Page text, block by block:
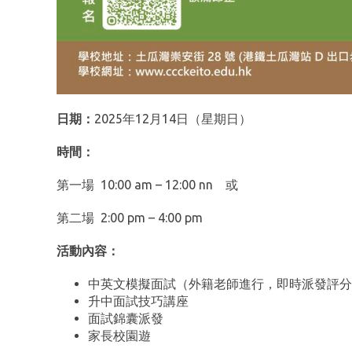
日期： 2025年12月14日（星期日）
時間：
第一場 10:00 am – 12:00 nn 或
第二場 2:00 pm – 4:00 pm
活動內容：
中英文模擬面試（外籍老師進行，即時派發評
升中面試技巧講座
面試錦囊派發
家長校園遊